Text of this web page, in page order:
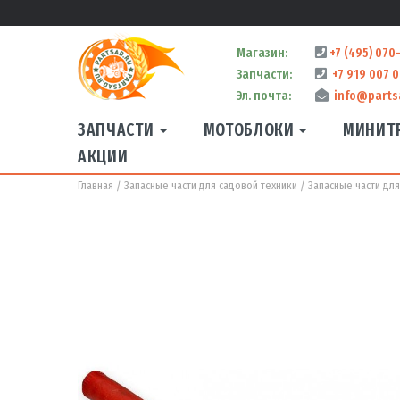
Магазин:
+7 (495)
Запчасти:
+7 919 007
Эл. почта:
ЗАПЧАСТИ МОТОБЛОКИ
АКЦИИ
Главная Запасные части для садовой техники Запасные части